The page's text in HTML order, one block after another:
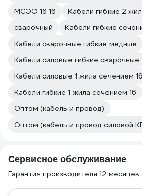
МСЭО 16 16
Кабели гибкие 2
сварочный
Кабели гибкие
Кабели сварочные гибкие медные
Кабели силовые гибкие сварочные
Кабели силовые 1 жила сечением 16
Кабели гибкие 1 жила сечением 16
Оптом (кабель и провод)
Оптом (кабель и провод силовой
Сервисное обслуживание
Гарантия производителя 12 месяцев